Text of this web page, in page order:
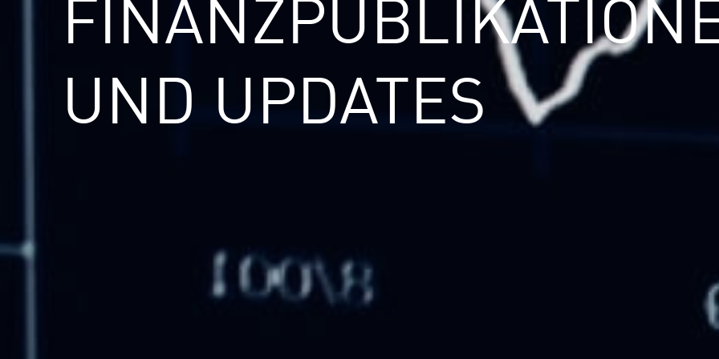
UND UPDATES